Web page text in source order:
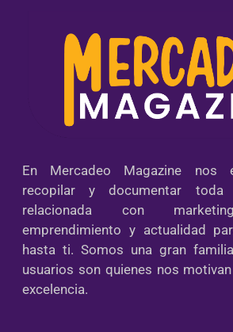
En Mercadeo Magazine nos
recopilar y documentar toda
relacionada con
emprendimiento y actualidad
hasta ti. Somos una gran
usuarios son quienes nos
excelencia.